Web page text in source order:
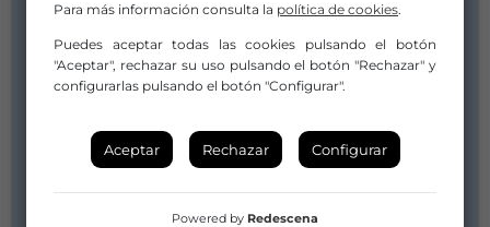
SanSilvania [Distrito Musical]
info@sansilvania.com
javier@sansilvania.com
Canal de YouTube
Web
Spotify
Para más información consulta la política de cookies.
Puedes aceptar todas las cookies pulsando el botón
"Aceptar", rechazar su uso pulsando el botón "Rechazar" y
configurarlas pulsando el botón "Configurar".
Aceptar Rechazar Configurar
Powered by Redescena